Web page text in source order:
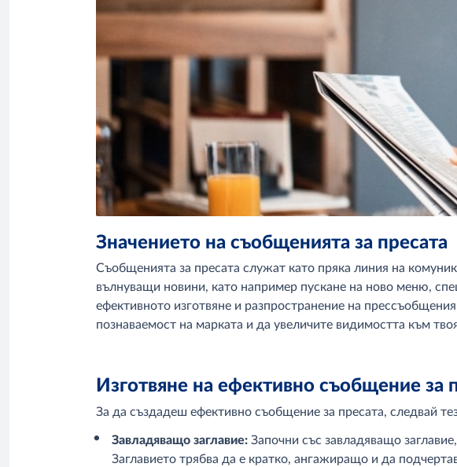
Значението на съобщенията за пресата
Съобщенията за пресата служат като пряка линия на
вълнуващи новини, като например пускане на ново меню,
ефективното изготвяне и разпространение на
познаваемост на марката и да увеличите видимостта към
Изготвяне на ефективно съобщение за
За да създадеш ефективно съобщение за пресата, следвай
Завладяващо заглавие: Започни със завладяващо
Заглавието трябва да е кратко, ангажиращо и да